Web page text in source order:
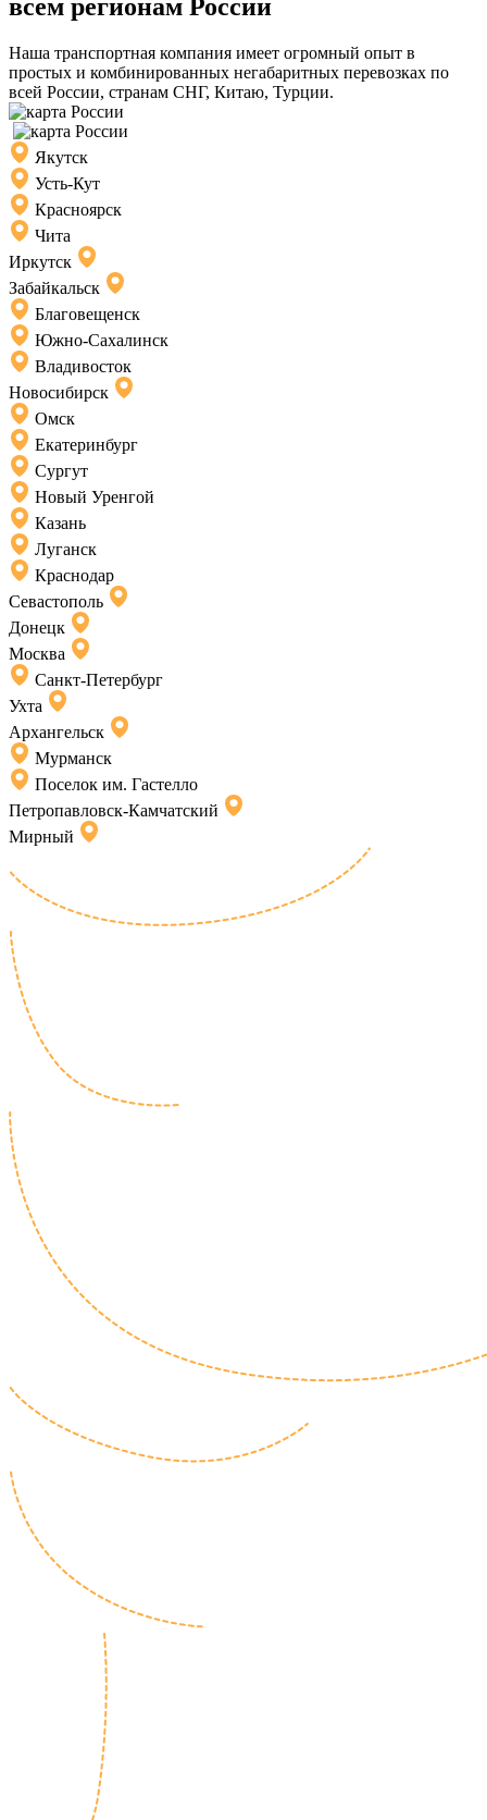
всем регионам России
Наша транспортная компания имеет огромный опыт в
простых и комбинированных негабаритных перевозках по
всей России, странам СНГ, Китаю, Турции.
Якутск
Усть-Кут
Красноярск
Чита
Иркутск
Забайкальск
Благовещенск
Южно-Сахалинск
Владивосток
Новосибирск
Омск
Екатеринбург
Сургут
Новый Уренгой
Казань
Луганск
Краснодар
Севастополь
Донецк
Москва
Санкт-Петербург
Ухта
Архангельск
Мурманск
Поселок им. Гастелло
Петропавловск-Камчатский
Мирный